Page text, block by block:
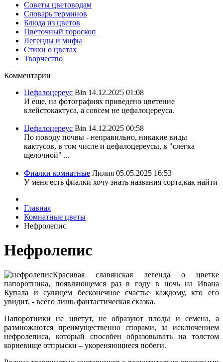
Советы цветоводам
Словарь терминов
Блюда из цветов
Цветочный гороскоп
Легенды и мифы
Стихи о цветах
Творчество
Комментарии
Цефалоцереус Bin 14.12.2025 01:08
И еще, на фотографиях приведено цветение
клейстокактуса, а совсем не цефалоцереуса.
Цефалоцереус Bin 14.12.2025 00:58
По поводу почвы - неправильно, никакие виды
кактусов, в том числе и цефалоцереусы, в "слегка
щелочной" ...
Фиалки комнатные Лилия 05.05.2025 16:53
У меня есть фиалки хочу знать названия сорта,как найти
Главная
Комнатные цветы
Нефролепис
Нефролепис
Красивая славянская легенда о цветке
папоротника, появляющемся раз в году в ночь на Ивана
Купала и сулящем бесконечное счастье каждому, кто его
увидит, - всего лишь фантастическая сказка.
Папоротники не цветут, не образуют плоды и семена, а
размножаются преимущественно спорами, за исключением
нефролеписа, который способен образовывать на толстом
корневище отпрыски – укореняющиеся побеги.